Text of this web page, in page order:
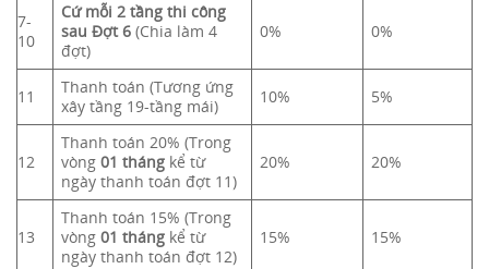
7-
10
Cứ mỗi 2 tầng thi công
sau Đợt 6 (Chia làm 4
đợt)
0% 0%
11
Thanh toán (Tương ứng
xây tầng 19-tầng mái)
10% 5%
12
Thanh toán 20% (Trong
vòng01 tháng kể từ
ngày thanh toán đợt 11)
20% 20%
13
Thanh toán 15% (Trong
vòng01 tháng kể từ
ngày thanh toán đợt 12)
15% 15%